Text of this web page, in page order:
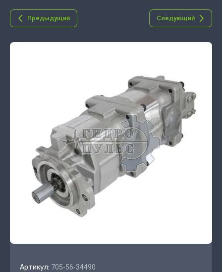
Предыдущий Следующий
Артикул: 705-56-34490